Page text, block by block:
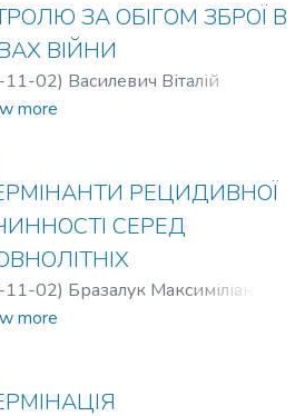
ЗА ОБІГОМ ЗБРОЇ В
ВІЙНИ
11-02) Василевич Віталій
more
РЕЦИДИВНОЇ
СЕРЕД
11-02) Бразалук Максиміліан
;Левченко Юрій
more